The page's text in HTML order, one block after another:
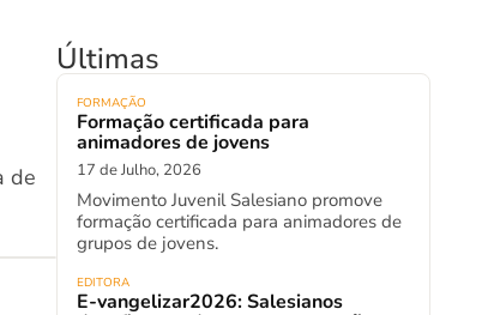
de
Últimas
FORMAÇÃO
Formação certificada para
animadores de jovens
17 de Julho, 2026
Movimento Juvenil Salesiano promove
formação certificada para animadores de
grupos de jovens.
EDITORA
E-vangelizar2026: Salesianos